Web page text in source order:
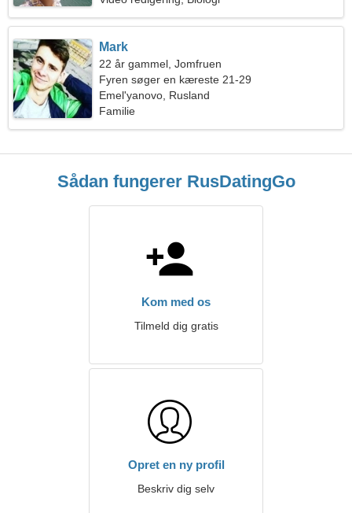
Mark
22 år gammel, Jomfruen
Fyren søger en kæreste 21-29
Emel'yanovo, Rusland
Familie
Sådan fungerer RusDatingGo
Kom med os
Tilmeld dig gratis
Opret en ny profil
Beskriv dig selv